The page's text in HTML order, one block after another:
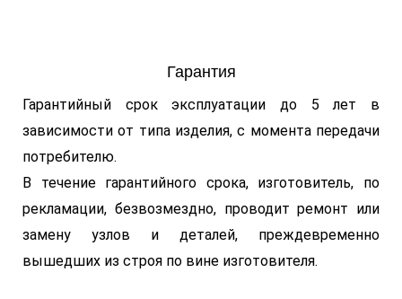
Гарантия
Гарантийный срок эксплуатации до 5 лет в
зависимости от типа изделия, с момента передачи
потребителю.
В течение гарантийного срока, изготовитель, по
рекламации, безвозмездно, проводит ремонт или
замену узлов и деталей, преждевременно
вышедших из строя по вине изготовителя.